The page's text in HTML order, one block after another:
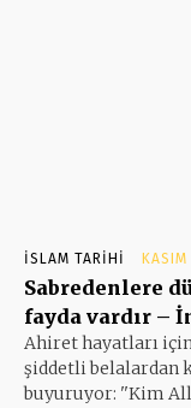
İSLAM TARIHI
Sabredenlere
fayda vardır –
Ahiret hayatları için
şiddetli belalardan
buyuruyor: ''Kim